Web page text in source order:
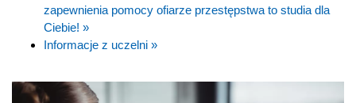
zapewnienia pomocy ofiarze przestępstwa to studia dla
Ciebie! »
Informacje z uczelni »